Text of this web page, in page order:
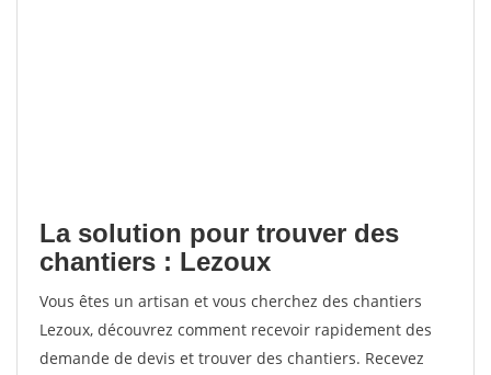
La solution pour trouver des
chantiers : Lezoux
Vous êtes un artisan et vous cherchez des chantiers
Lezoux, découvrez comment recevoir rapidement des
demande de devis et trouver des chantiers. Recevez